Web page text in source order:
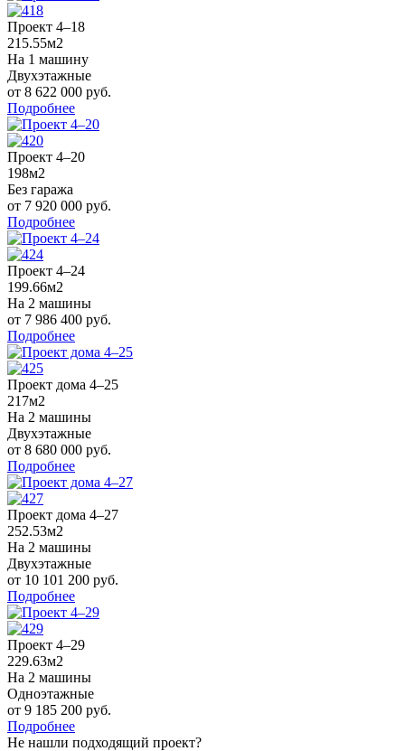
Проект 4–18
215.55м2
На 1 машину
Двухэтажные
от 8 622 000 руб.
Подробнее
Проект 4–20
198м2
Без гаража
от 7 920 000 руб.
Подробнее
Проект 4–24
199.66м2
На 2 машины
от 7 986 400 руб.
Подробнее
Проект дома 4–25
217м2
На 2 машины
Двухэтажные
от 8 680 000 руб.
Подробнее
Проект дома 4–27
252.53м2
На 2 машины
Двухэтажные
от 10 101 200 руб.
Подробнее
Проект 4–29
229.63м2
На 2 машины
Одноэтажные
от 9 185 200 руб.
Подробнее
Не нашли подходящий проект?